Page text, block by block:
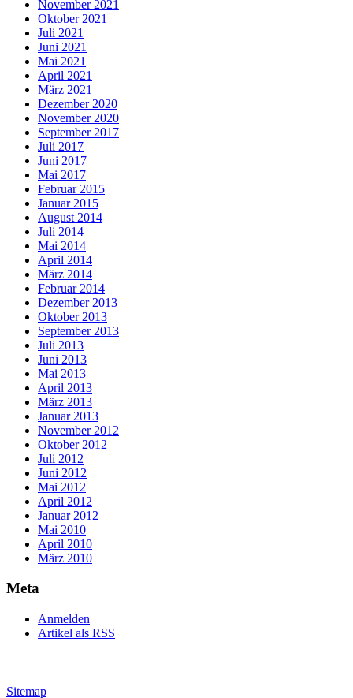
November 2021
Oktober 2021
Juli 2021
Juni 2021
Mai 2021
April 2021
März 2021
Dezember 2020
November 2020
September 2017
Juli 2017
Juni 2017
Mai 2017
Februar 2015
Januar 2015
August 2014
Juli 2014
Mai 2014
April 2014
März 2014
Februar 2014
Dezember 2013
Oktober 2013
September 2013
Juli 2013
Juni 2013
Mai 2013
April 2013
März 2013
Januar 2013
November 2012
Oktober 2012
Juli 2012
Juni 2012
Mai 2012
April 2012
Januar 2012
Mai 2010
April 2010
März 2010
Meta
Anmelden
Artikel als RSS
Sitemap